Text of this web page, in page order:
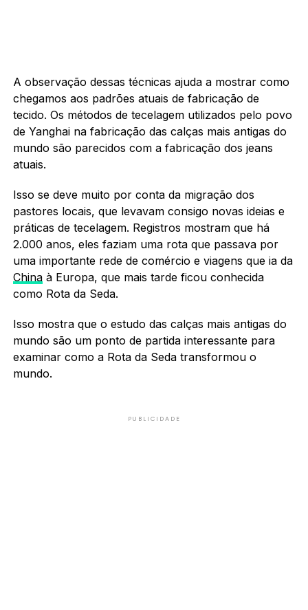
A observação dessas técnicas ajuda a mostrar como
chegamos aos padrões atuais de fabricação de
tecido. Os métodos de tecelagem utilizados pelo povo
de Yanghai na fabricação das calças mais antigas do
mundo são parecidos com a fabricação dos jeans
atuais.
Isso se deve muito por conta da migração dos
pastores locais, que levavam consigo novas ideias e
práticas de tecelagem. Registros mostram que há
2.000 anos, eles faziam uma rota que passava por
uma importante rede de comércio e viagens que ia da
Chinaà Europa, que mais tarde ficou conhecida
como Rota da Seda.
Isso mostra que o estudo das calças mais antigas do
mundo são um ponto de partida interessante para
examinar como a Rota da Seda transformou o
mundo.
PUBLICIDADE